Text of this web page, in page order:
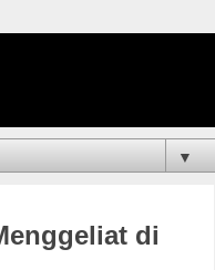
▼
di